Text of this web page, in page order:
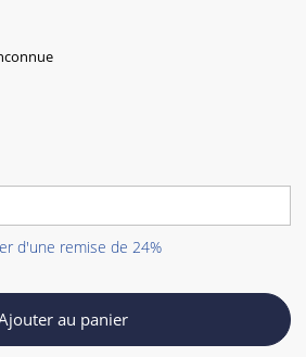
d'une remise de 24%
au panier